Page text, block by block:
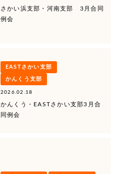
さかい浜支部・河南支部 3月合同
例会
EASTさかい支部
かんくう支部
2026.02.18
かんくう・EASTさかい支部3月合
同例会